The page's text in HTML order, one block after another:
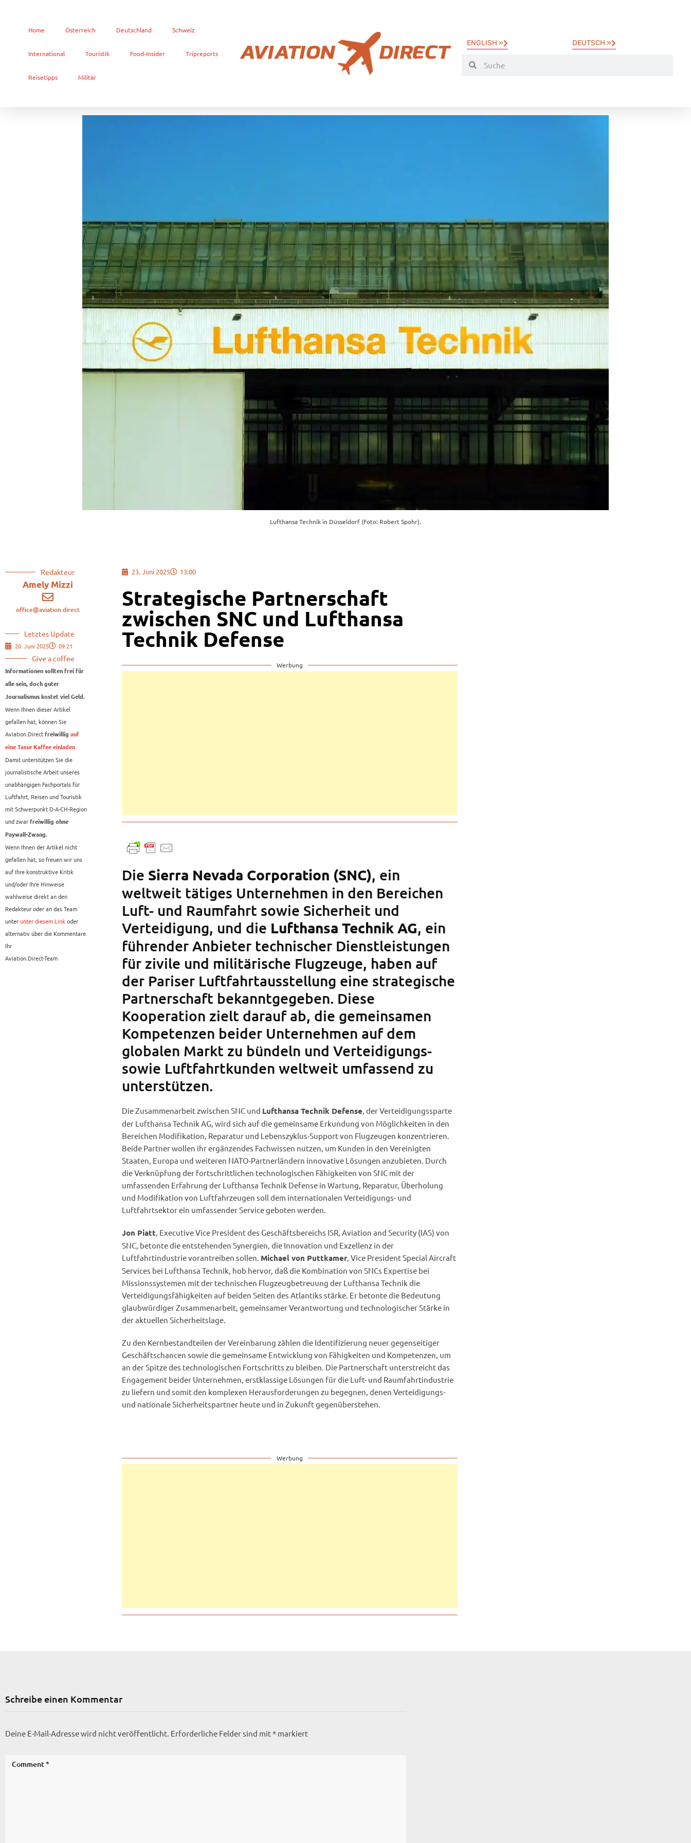
Home Österreich Deutschland Schweiz
International Touristik Food-Insider Tripreports
Reisetipps Militär
ENGLISH » DEUTSCH »
Lufthansa Technik in Düsseldorf (Foto: Robert Spohr).
Redakteur
Amely Mizzi
office@aviation.direct
Letztes Update
20. Juni 2025 09:21
Give a coffee
Informationen sollten frei für
alle sein, doch guter
Journalismus kostet viel Geld.
Wenn Ihnen dieser Artikel
gefallen hat, können Sie
Aviation.Direct freiwillig auf
eine Tasse Kaffee einladen.
Damit unterstützen Sie die
journalistische Arbeit unseres
unabhängigen Fachportals für
Luftfahrt, Reisen und Touristik
mit Schwerpunkt D-A-CH-Region
und zwar freiwillig ohne
Paywall-Zwang.
Wenn Ihnen der Artikel nicht
gefallen hat, so freuen wir uns
auf Ihre konstruktive Kritik
und/oder Ihre Hinweise
wahlweise direkt an den
Redakteur oder an das Team
unterunter diesem Linkoder
alternativ über die Kommentare.
Ihr
Aviation.Direct-Team
23. Juni 2025 13:00
Strategische Partnerschaft
zwischen SNC und Lufthansa
Technik Defense
Werbung
Die Sierra Nevada Corporation (SNC), ein
weltweit tätiges Unternehmen in den Bereichen
Luft- und Raumfahrt sowie Sicherheit und
Verteidigung, und die Lufthansa Technik AG, ein
führender Anbieter technischer Dienstleistungen
für zivile und militärische Flugzeuge, haben auf
der Pariser Luftfahrtausstellung eine strategische
Partnerschaft bekanntgegeben. Diese
Kooperation zielt darauf ab, die gemeinsamen
Kompetenzen beider Unternehmen auf dem
globalen Markt zu bündeln und Verteidigungs-
sowie Luftfahrtkunden weltweit umfassend zu
unterstützen.
Die Zusammenarbeit zwischen SNC und Lufthansa Technik Defense, der Verteidigungssparte
der Lufthansa Technik AG, wird sich auf die gemeinsame Erkundung von Möglichkeiten in den
Bereichen Modifikation, Reparatur und Lebenszyklus-Support von Flugzeugen konzentrieren.
Beide Partner wollen ihr ergänzendes Fachwissen nutzen, um Kunden in den Vereinigten
Staaten, Europa und weiteren NATO-Partnerländern innovative Lösungen anzubieten. Durch
die Verknüpfung der fortschrittlichen technologischen Fähigkeiten von SNC mit der
umfassenden Erfahrung der Lufthansa Technik Defense in Wartung, Reparatur, Überholung
und Modifikation von Luftfahrzeugen soll dem internationalen Verteidigungs- und
Luftfahrtsektor ein umfassender Service geboten werden.
Jon Piatt, Executive Vice President des Geschäftsbereichs ISR, Aviation and Security (IAS) von
SNC, betonte die entstehenden Synergien, die Innovation und Exzellenz in der
Luftfahrtindustrie vorantreiben sollen. Michael von Puttkamer, Vice President Special Aircraft
Services bei Lufthansa Technik, hob hervor, daß die Kombination von SNCs Expertise bei
Missionssystemen mit der technischen Flugzeugbetreuung der Lufthansa Technik die
Verteidigungsfähigkeiten auf beiden Seiten des Atlantiks stärke. Er betonte die Bedeutung
glaubwürdiger Zusammenarbeit, gemeinsamer Verantwortung und technologischer Stärke in
der aktuellen Sicherheitslage.
Zu den Kernbestandteilen der Vereinbarung zählen die Identifizierung neuer gegenseitiger
Geschäftschancen sowie die gemeinsame Entwicklung von Fähigkeiten und Kompetenzen, um
an der Spitze des technologischen Fortschritts zu bleiben. Die Partnerschaft unterstreicht das
Engagement beider Unternehmen, erstklassige Lösungen für die Luft- und Raumfahrtindustrie
zu liefern und somit den komplexen Herausforderungen zu begegnen, denen Verteidigungs-
und nationale Sicherheitspartner heute und in Zukunft gegenüberstehen.
Werbung
Schreibe einen Kommentar
Deine E-Mail-Adresse wird nicht veröffentlicht. Erforderliche Felder sind mit* markiert